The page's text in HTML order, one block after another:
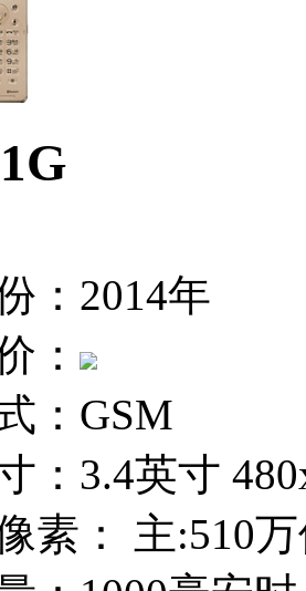
： 2014年
：
： GSM
： 3.4英寸
素：
主:510